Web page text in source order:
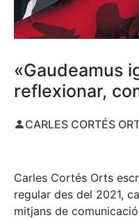
«Gaudeamus
reflexionar,
CARLES CORTÉS
Carles Cortés Orts
regular des del 2021,
mitjans de